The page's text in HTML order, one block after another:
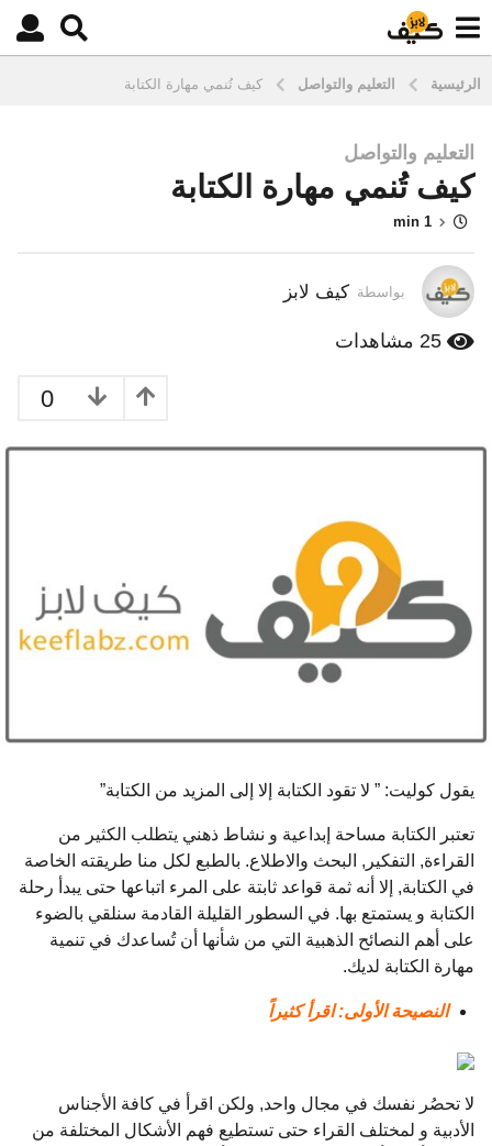
الرئيسية التعليم والتواصل كيف تُنمي مهارة الكتابة
1
0
ا
ت
م
س
ذ
التعليم والتواصل
كيف تُنمي مهارة الكتابة
1 min
بواسطة كيف لابز
25 مشاهدات
0
يقول كوليت: ” لا تقود الكتابة إلا إلى المزيد من الكتابة”
تعتبر الكتابة مساحة إبداعية و نشاط ذهني يتطلب الكثير من
القراءة, التفكير, البحث والاطلاع. بالطبع لكل منا طريقته الخاصة
في الكتابة, إلا أنه ثمة قواعد ثابتة على المرء اتباعها حتى يبدأ رحلة
الكتابة و يستمتع بها. في السطور القليلة القادمة سنلقي بالضوء
على أهم النصائح الذهبية التي من شأنها أن تُساعدك في تنمية
مهارة الكتابة لديك.
النصيحة الأولى: اقرأ كثيراً
لا تحصُر نفسك في مجال واحد, ولكن اقرأ في كافة الأجناس
الأدبية و لمختلف القراء حتى تستطيع فهم الأشكال المختلفة من